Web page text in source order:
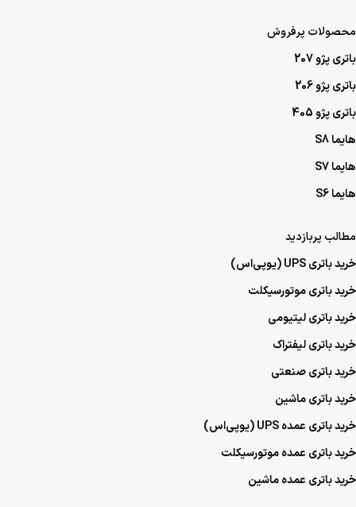
محصولات پرفروش
باتری پژو 207
باتری پژو 206
باتری پژو 405
هایما S8
هایما S7
هایما S6
مطالب پربازدید
خرید باتری UPS (یو‌پی‌اس)
خرید باتری موتورسیکلت
خرید باتری لیتیومی
خرید باتری لیفتراک
خرید باتری صنعتی
خرید باتری ماشین
خرید باتری عمده UPS (یو‌پی‌اس)
خرید باتری عمده موتورسیکلت
خرید باتری عمده ماشین